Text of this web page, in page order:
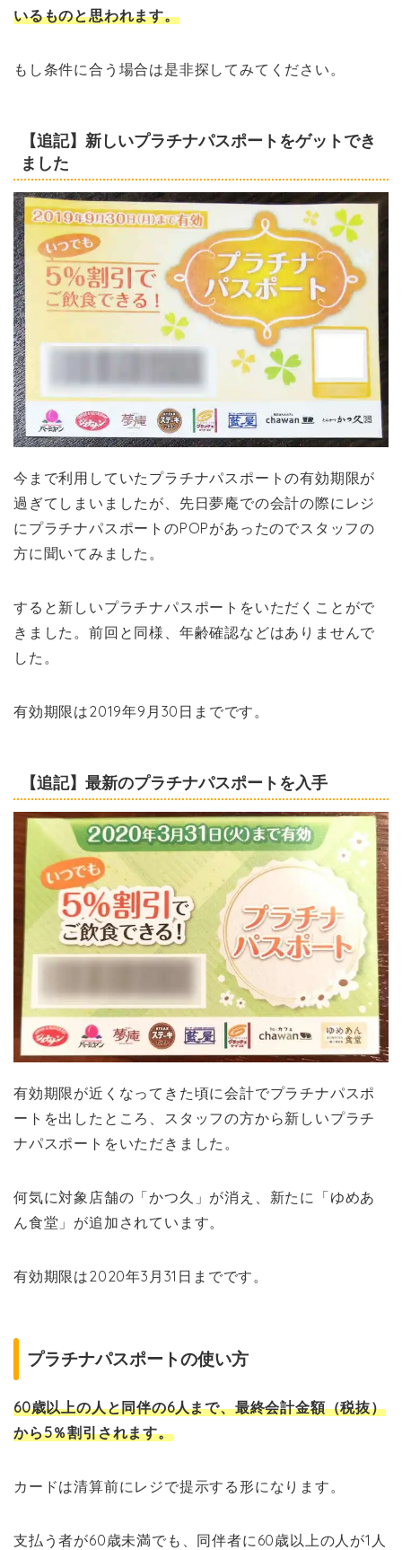
いるものと思われます。
もし条件に合う場合は是非探してみてください。
【追記】新しいプラチナパスポートをゲットでき
ました
今まで利用していたプラチナパスポートの有効期限が
過ぎてしまいましたが、先日夢庵での会計の際にレジ
にプラチナパスポートのPOPがあったのでスタッフの
方に聞いてみました。
すると新しいプラチナパスポートをいただくことがで
きました。前回と同様、年齢確認などはありませんで
した。
有効期限は2019年9月30日までです。
【追記】最新のプラチナパスポートを入手
有効期限が近くなってきた頃に会計でプラチナパスポ
ートを出したところ、スタッフの方から新しいプラチ
ナパスポートをいただきました。
何気に対象店舗の「かつ久」が消え、新たに「ゆめあ
ん食堂」が追加されています。
有効期限は2020年3月31日までです。
プラチナパスポートの使い方
60歳以上の人と同伴の6人まで、最終会計金額（税抜）
から5％割引されます。
カードは清算前にレジで提示する形になります。
支払う者が60歳未満でも、同伴者に60歳以上の人が1人